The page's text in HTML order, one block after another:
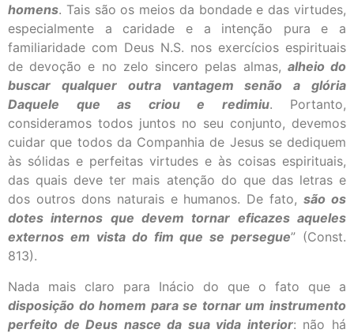
homens. Tais são os meios da bondade e das virtudes,
especialmente a caridade e a intenção pura e a
familiaridade com Deus N.S. nos exercícios espirituais
de devoção e no zelo sincero pelas almas, alheio do
buscar qualquer outra vantagem senão a glória
Daquele que as criou e redimiu. Portanto,
consideramos todos juntos no seu conjunto, devemos
cuidar que todos da Companhia de Jesus se dediquem
às sólidas e perfeitas virtudes e às coisas espirituais,
das quais deve ter mais atenção do que das letras e
dos outros dons naturais e humanos. De fato,são os
dotes internos que devem tornar eficazes aqueles
externos em vista do fim que se persegue” (Const.
813).
Nada mais claro para Inácio do que o fato que a
disposição do homem para se tornar um instrumento
perfeito de Deus nasce da sua vida interior: não há